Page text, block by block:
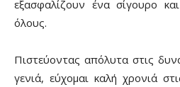
εξασφαλίζουν ένα σίγουρο
όλους.
Πιστεύοντας απόλυτα στις
γενιά, εύχομαι καλή χρονιά